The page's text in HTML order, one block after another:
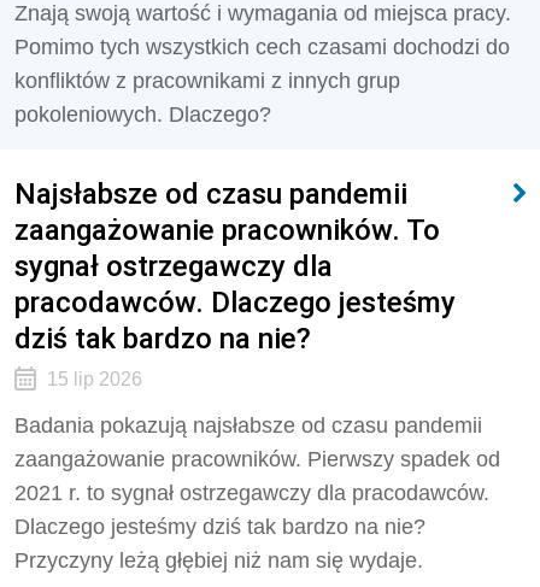
Znają swoją wartość i wymagania od miejsca pracy.
Pomimo tych wszystkich cech czasami dochodzi do
konfliktów z pracownikami z innych grup
pokoleniowych. Dlaczego?
Najsłabsze od czasu pandemii
zaangażowanie pracowników. To
sygnał ostrzegawczy dla
pracodawców. Dlaczego jesteśmy
dziś tak bardzo na nie?
15 lip 2026
Badania pokazują najsłabsze od czasu pandemii
zaangażowanie pracowników. Pierwszy spadek od
2021 r. to sygnał ostrzegawczy dla pracodawców.
Dlaczego jesteśmy dziś tak bardzo na nie?
Przyczyny leżą głębiej niż nam się wydaje.